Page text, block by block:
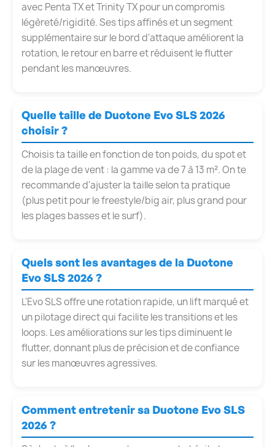
avec Penta TX et Trinity TX pour un compromis
légèreté/rigidité. Ses tips affinés et un segment
supplémentaire sur le bord d'attaque améliorent la
rotation, le retour en barre et réduisent le flutter
pendant les manœuvres.
Quelle taille de Duotone Evo SLS 2026
choisir ?
Choisis ta taille en fonction de ton poids, du spot et
de la plage de vent : la gamme va de 7 à 13 m². On te
recommande d'ajuster la taille selon ta pratique
(plus petit pour le freestyle/big air, plus grand pour
les plages basses et le surf).
Quels sont les avantages de la Duotone
Evo SLS 2026 ?
L'Evo SLS offre une rotation rapide, un lift marqué et
un pilotage direct qui facilite les transitions et les
loops. Les améliorations sur les tips diminuent le
flutter, donnant plus de précision et de confiance
sur les manœuvres agressives.
Comment entretenir sa Duotone Evo SLS
2026 ?